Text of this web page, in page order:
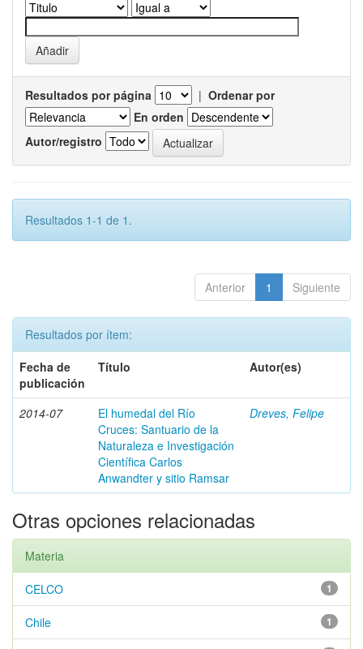
Resultados por página | Ordenar por
En orden
Autor/registro
Resultados 1-1 de 1.
Anterior 1 Siguiente
Resultados por ítem:
Fecha de
publicación
Título Autor(es)
2014-07
El humedal del Río
Cruces: Santuario de la
Naturaleza e Investigación
Científica Carlos
Anwandter y sitio Ramsar
Dreves, Felipe
Otras opciones relacionadas
Materia
1
CELCO
1
Chile